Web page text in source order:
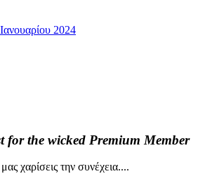
2024
for the wicked Premium Member
χαρίσεις την συνέχεια....